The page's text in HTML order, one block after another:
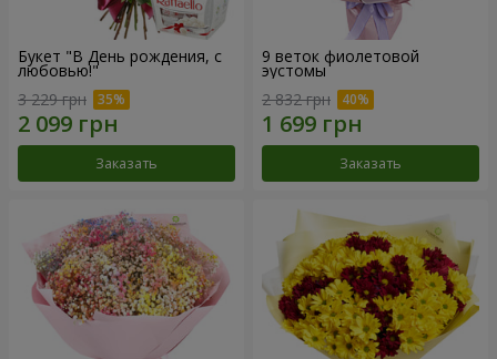
Букет "В День рождения, с
любовью!"
3 229 грн
Заказать
9 веток фиолетовой
эустомы
2 832 грн
Заказать